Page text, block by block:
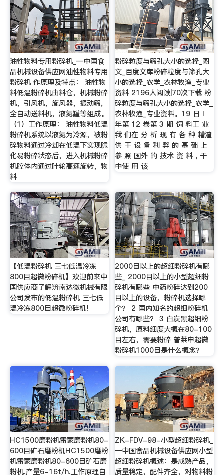
油性物料专用粉碎机_—中国食
品机械设备供应网油性物料专用
粉碎机 作原理及特点： 油性物
料低温粉碎机由料仓，机械粉碎
机，引风机，旋风器，振动筛,
全自动送料机，液氮罐等组成。
（1）工作原理： 油性物料低温
粉碎机系统以液氮为冷源，被粉
碎物料通过冷却在低温下实现脆
化易粉碎状态后，进入机械粉碎
机腔体内通过叶轮高速旋转，物
料
粉碎粒度与筛孔大小的选择_图
文_百度文库粉碎粒度与筛孔大
小的选择_农学_农林牧渔_专业
资料 2196人阅读|70次下载 粉
碎粒度与筛孔大小的选择_农学_
农林牧渔_专业资料。19 日 l
年第 12 卷第 3 期 饲 料工 业
我 们在 分 析 现 有 各 种 糟渣
供 干 设 备 利 弊 的 基 础 上
参 照 国外 的 技术 资 料 , 干
中使 用 该
【低温粉碎机 三七低温冷冻
800目超微粉碎机】欢迎前来中
国供应商了解济南达微机械有限
公司发布的低温粉碎机 三七低
温冷冻800目超微粉碎机!
2000目以上的超细粉碎机有哪
些_ 2000目以上的小型超细粉
碎机有哪些 中药粉碎达到200
目以上的设备，粉碎机选择哪
个？ 2 国内知名的超细粉碎机
公司有哪些？ 3 白炭黑超细粉
碎机，原料细度大概在80-100
目左右，需要粉碎 普莱申超微
粉碎机1000目是什么概念？
HC1500磨粉机雷蒙磨粉机80-
600目矿石磨粉机HC1500磨粉
机雷蒙磨粉机80-600目矿石磨
粉机,产量6-16t/h,工作原理自
ZK-FDV-98-小型超细粉碎机_
—中国食品机械设备供应网小型
超细粉碎机概述：是成熟产品，
质量稳定，配件齐全，对物料粉